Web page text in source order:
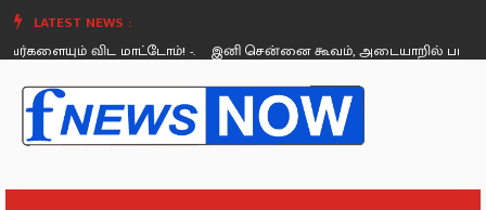
LATEST NEWS :
விட மாட்டோம்! -.
இனி சென்னை கூவம், அடையாறில் படகு
Friday, August 26